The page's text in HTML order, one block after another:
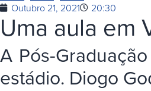
Outubro 21, 2021 20:30
Uma aula em
A Pós-
estádio. Diogo